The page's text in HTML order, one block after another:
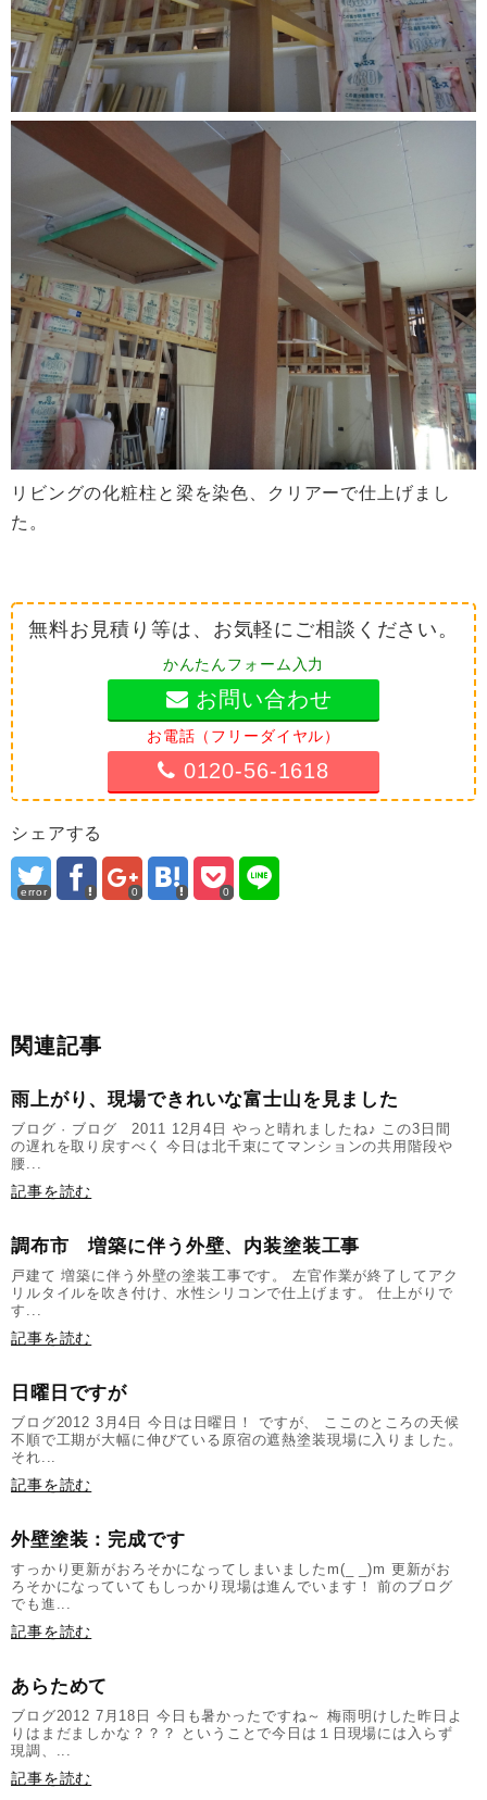
リビングの化粧柱と梁を染色、クリアーで仕上げまし
た。
無料お見積り等は、お気軽にご相談ください。
かんたんフォーム入力
お問い合わせ
お電話（フリーダイヤル）
0120-56-1618
シェアする
error 0 0
関連記事
雨上がり、現場できれいな富士山を見ました
ブログ · ブログ 2011 12月4日 やっと晴れましたね♪ この3日間
の遅れを取り戻すべく 今日は北千束にてマンションの共用階段や
腰...
記事を読む
調布市 増築に伴う外壁、内装塗装工事
戸建て 増築に伴う外壁の塗装工事です。 左官作業が終了してアク
リルタイルを吹き付け、水性シリコンで仕上げます。 仕上がりで
す...
記事を読む
日曜日ですが
ブログ2012 3月4日 今日は日曜日！ ですが、 ここのところの天候
不順で工期が大幅に伸びている原宿の遮熱塗装現場に入りました。
それ...
記事を読む
外壁塗装：完成です
すっかり更新がおろそかになってしまいましたm(_ _)m 更新がお
ろそかになっていてもしっかり現場は進んでいます！ 前のブログ
でも進...
記事を読む
あらためて
ブログ2012 7月18日 今日も暑かったですね～ 梅雨明けした昨日よ
りはまだましかな？？？ ということで今日は１日現場には入らず
現調、...
記事を読む